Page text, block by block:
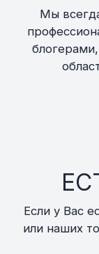
Мы
Если у Вас
или наших